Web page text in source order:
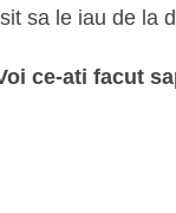
sa le iau de la
ce-ati facut